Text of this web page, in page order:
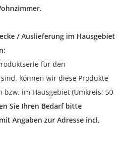
/ Auslieferung im Hausgebiet
für den
können wir diese Produkte
im Hausgebiet (Umkreis: 50
Sie Ihren Bedarf bitte
Angaben zur Adresse incl.